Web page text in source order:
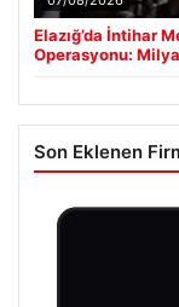
Elazığ’da İntihar
Operasyonu:
Son Eklenen